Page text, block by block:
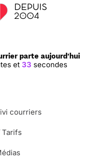
parte aujourd'hui
et 32 secondes
courriers
Tarifs